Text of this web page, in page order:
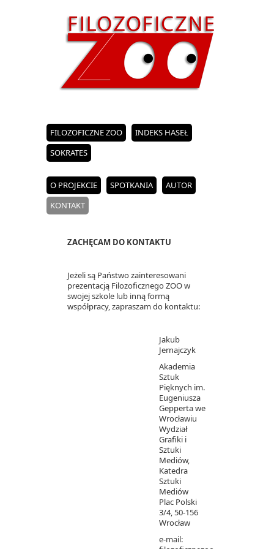
FILOZOFICZNE ZOO
INDEKS HASEŁ
SOKRATES
O PROJEKCIE SPOTKANIA
AUTOR
KONTAKT
ZACHĘCAM DO KONTAKTU
Jeżeli są Państwo zainteresowani
prezentacją Filozoficznego ZOO w
swojej szkole lub inną formą
współpracy, zapraszam do kontaktu:
Jakub
Jernajczyk
Akademia
Sztuk
Pięknych im.
Eugeniusza
Gepperta we
Wrocławiu
Wydział
Grafiki i
Sztuki
Mediów,
Katedra
Sztuki
Mediów
Plac Polski
3/4, 50-156
Wrocław
e-mail: